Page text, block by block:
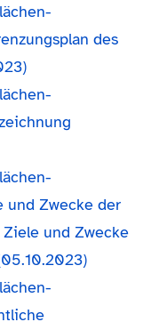
des
und Zwecke der
und Zwecke